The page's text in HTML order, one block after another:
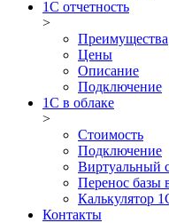
1C отчетность
>
Преимущества
Цены
Описание
Подключение
1С в облаке
>
Стоимость
Подключение
Виртуальный
Перенос базы
Калькулятор
Контакты